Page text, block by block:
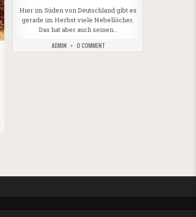
Hier im Süden von Deutschland gibt es
gerade im Herbst viele Nebellöcher.
Das hat aber auch seinen…
ADMIN 0 COMMENT